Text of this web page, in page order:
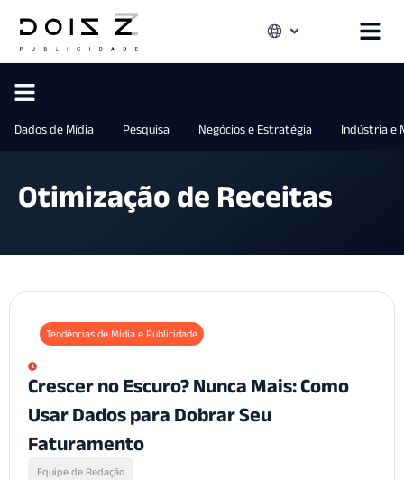
Dados de Mídia Pesquisa Negócios e Estratégia Indústria e
Otimização de Receitas
Tendências de Mídia e Publicidade
Crescer no Escuro? Nunca Mais: Como
Usar Dados para Dobrar Seu
Faturamento
Equipe de Redação